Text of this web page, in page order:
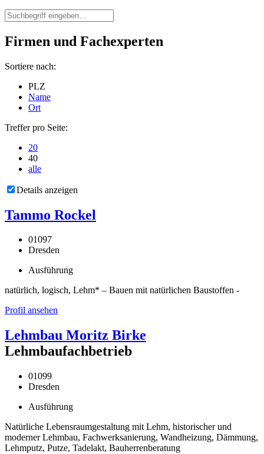
Firmen und Fachexperten
Sortiere nach:
PLZ
Name
Ort
Treffer pro Seite:
20
40
alle
Details anzeigen
Tammo Rockel
01097
Dresden
Ausführung
natürlich, logisch, Lehm* – Bauen mit natürlichen Baustoffen -
Profil ansehen
Lehmbau Moritz Birke
Lehmbaufachbetrieb
01099
Dresden
Ausführung
Natürliche Lebensraumgestaltung mit Lehm, historischer und
moderner Lehmbau, Fachwerksanierung, Wandheizung, Dämmung,
Lehmputz, Putze, Tadelakt, Bauherrenberatung